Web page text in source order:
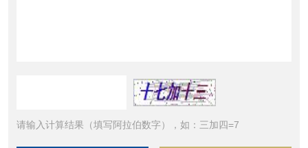
请输入计算结果（填写阿拉伯数字），如：三加四=7